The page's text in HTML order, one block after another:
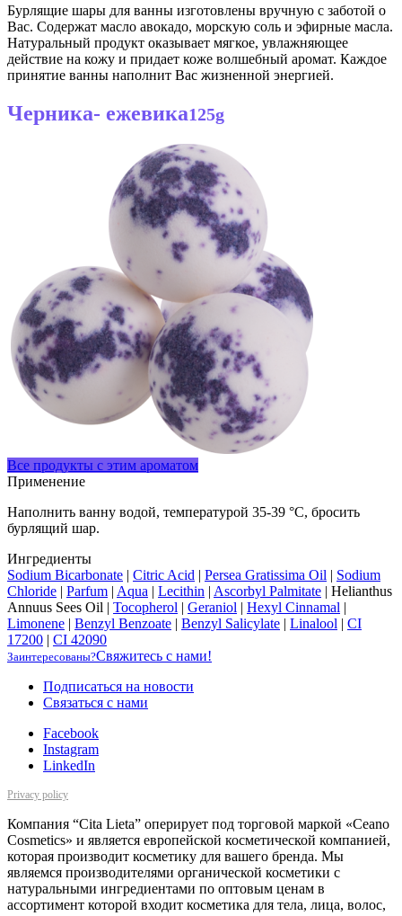
Бурлящие шары для ванны изготовлены вручную с заботой о
Вас. Содержат масло авокадо, морскую соль и эфирные масла.
Натуральный продукт оказывает мягкое, увлажняющее
действие на кожу и придает коже волшебный аромат. Каждое
принятие ванны наполнит Вас жизненной энергией.
Черника- ежевика125g
Все продукты с этим ароматом
Применение
Наполнить ванну водой, температурой 35-39 °C, бросить
бурлящий шар.
Ингредиенты
Sodium Bicarbonate | Citric Acid | Persea Gratissima Oil | Sodium
Chloride | Parfum | Aqua | Lecithin | Ascorbyl Palmitate | Helianthus
Annuus Sees Oil | Tocopherol | Geraniol | Hexyl Cinnamal |
Limonene | Benzyl Benzoate | Benzyl Salicylate | Linalool | CI
17200 | CI 42090
Заинтересованы?Свяжитесь с нами!
Подписаться на новости
Cвязаться с нами
Facebook
Instagram
LinkedIn
Privacy policy
Компания “Cita Lieta” оперирует под торговой маркой «Ceano
Cosmetics» и является европейской косметической компанией,
которая производит косметику для вашего бренда. Мы
являемся производителями органической косметики с
натуральными ингредиентами по оптовым ценам в
ассортимент которой входит косметика для тела, лица, волос,